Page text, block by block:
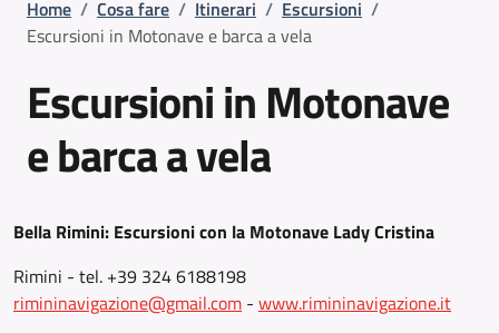
Home / Cosa fare / Itinerari / Escursioni /
Escursioni in Motonave e barca a vela
Escursioni in Motonave
e barca a vela
Bella Rimini: Escursioni con la Motonave Lady Cristina
Rimini - tel. +39 324 6188198
rimininavigazione@gmail.com - www.rimininavigazione.it